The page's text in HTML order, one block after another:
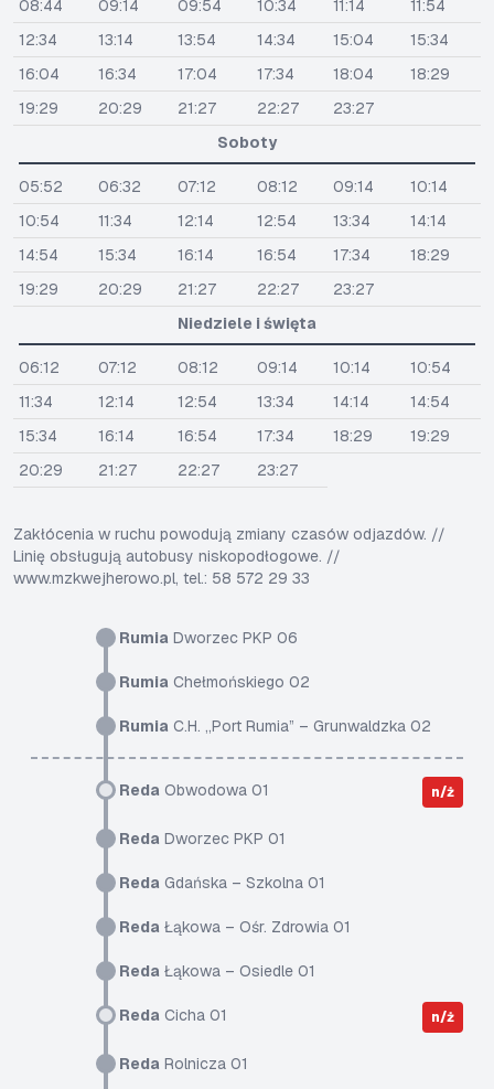
Rumia Dworzec PKP 06
Rumia Chełmońskiego 02
Rumia C.H. „Port Rumia” – Grunwaldzka 02
Reda Obwodowa 01 n/ż
Reda Dworzec PKP 01
Reda Gdańska – Szkolna 01
Reda Łąkowa – Ośr. Zdrowia 01
Reda Łąkowa – Osiedle 01
Reda Cicha 01 n/ż
Reda Rolnicza 01
08:44
09:14 09:54 10:34 11:14
11:54
12:34
13:14 13:54 14:34 15:04
15:34
16:04
16:34 17:04 17:34 18:04
18:29
19:29
20:29 21:27 22:27
23:27
Soboty
05:52 06:32 07:12 08:12 09:14
10:14
10:54
11:34 12:14 12:54 13:34
14:14
14:54
15:34 16:14 16:54 17:34
18:29
19:29
20:29 21:27 22:27
23:27
Niedziele i święta
06:12 07:12 08:12 09:14 10:14
10:54
11:34
12:14 12:54 13:34 14:14
14:54
15:34
16:14 16:54 17:34 18:29
19:29
20:29
21:27 22:27 23:27
Zakłócenia w ruchu powodują zmiany czasów odjazdów. //
Linię obsługują autobusy niskopodłogowe. //
www.mzkwejherowo.pl, tel.: 58 572 29 33